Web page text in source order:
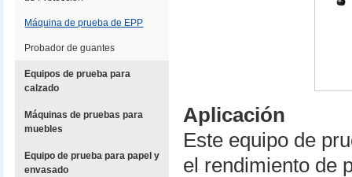
Máquina de prueba de EPP
Probador de guantes
Equipos de prueba para
calzado
Máquinas de pruebas para
muebles
Equipo de prueba para papel y
envasado
Aplicación
Este equipo de
el rendimiento de